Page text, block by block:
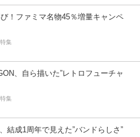
！ファミマ名物45％増量キャンペ
集
、自ら描いた”レトロフューチャ
集
結成1周年で見えた”バンドらしさ”